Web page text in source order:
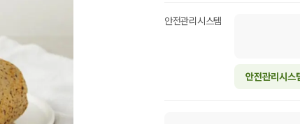
안전관리시스템
안전관리시스